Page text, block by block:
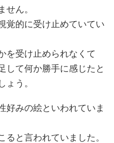
せん。
覚的に受け止めていてい
を受け止められなくて
して何か勝手に感じたと
ょう。
好みの絵といわれていま
と言われていました。